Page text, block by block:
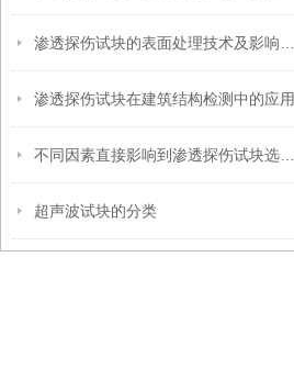
渗透探伤试块在建筑结构检测中的应用
超声波试块的分类